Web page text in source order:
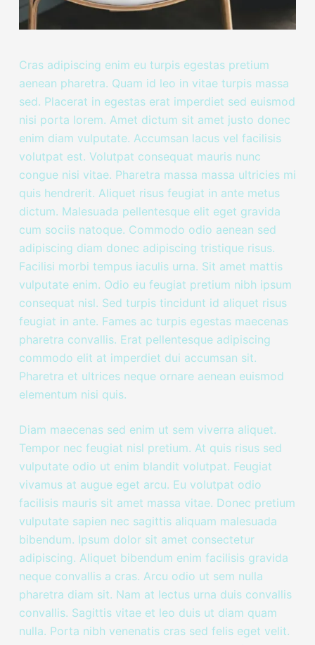
Cras adipiscing enim eu turpis egestas pretium
aenean pharetra. Quam id leo in vitae turpis massa
sed. Placerat in egestas erat imperdiet sed euismod
nisi porta lorem. Amet dictum sit amet justo donec
enim diam vulputate. Accumsan lacus vel facilisis
volutpat est. Volutpat consequat mauris nunc
congue nisi vitae. Pharetra massa massa ultricies mi
quis hendrerit. Aliquet risus feugiat in ante metus
dictum. Malesuada pellentesque elit eget gravida
cum sociis natoque. Commodo odio aenean sed
adipiscing diam donec adipiscing tristique risus.
Facilisi morbi tempus iaculis urna. Sit amet mattis
vulputate enim. Odio eu feugiat pretium nibh ipsum
consequat nisl. Sed turpis tincidunt id aliquet risus
feugiat in ante. Fames ac turpis egestas maecenas
pharetra convallis. Erat pellentesque adipiscing
commodo elit at imperdiet dui accumsan sit.
Pharetra et ultrices neque ornare aenean euismod
elementum nisi quis.
Diam maecenas sed enim ut sem viverra aliquet.
Tempor nec feugiat nisl pretium. At quis risus sed
vulputate odio ut enim blandit volutpat. Feugiat
vivamus at augue eget arcu. Eu volutpat odio
facilisis mauris sit amet massa vitae. Donec pretium
vulputate sapien nec sagittis aliquam malesuada
bibendum. Ipsum dolor sit amet consectetur
adipiscing. Aliquet bibendum enim facilisis gravida
neque convallis a cras. Arcu odio ut sem nulla
pharetra diam sit. Nam at lectus urna duis convallis
convallis. Sagittis vitae et leo duis ut diam quam
nulla. Porta nibh venenatis cras sed felis eget velit.